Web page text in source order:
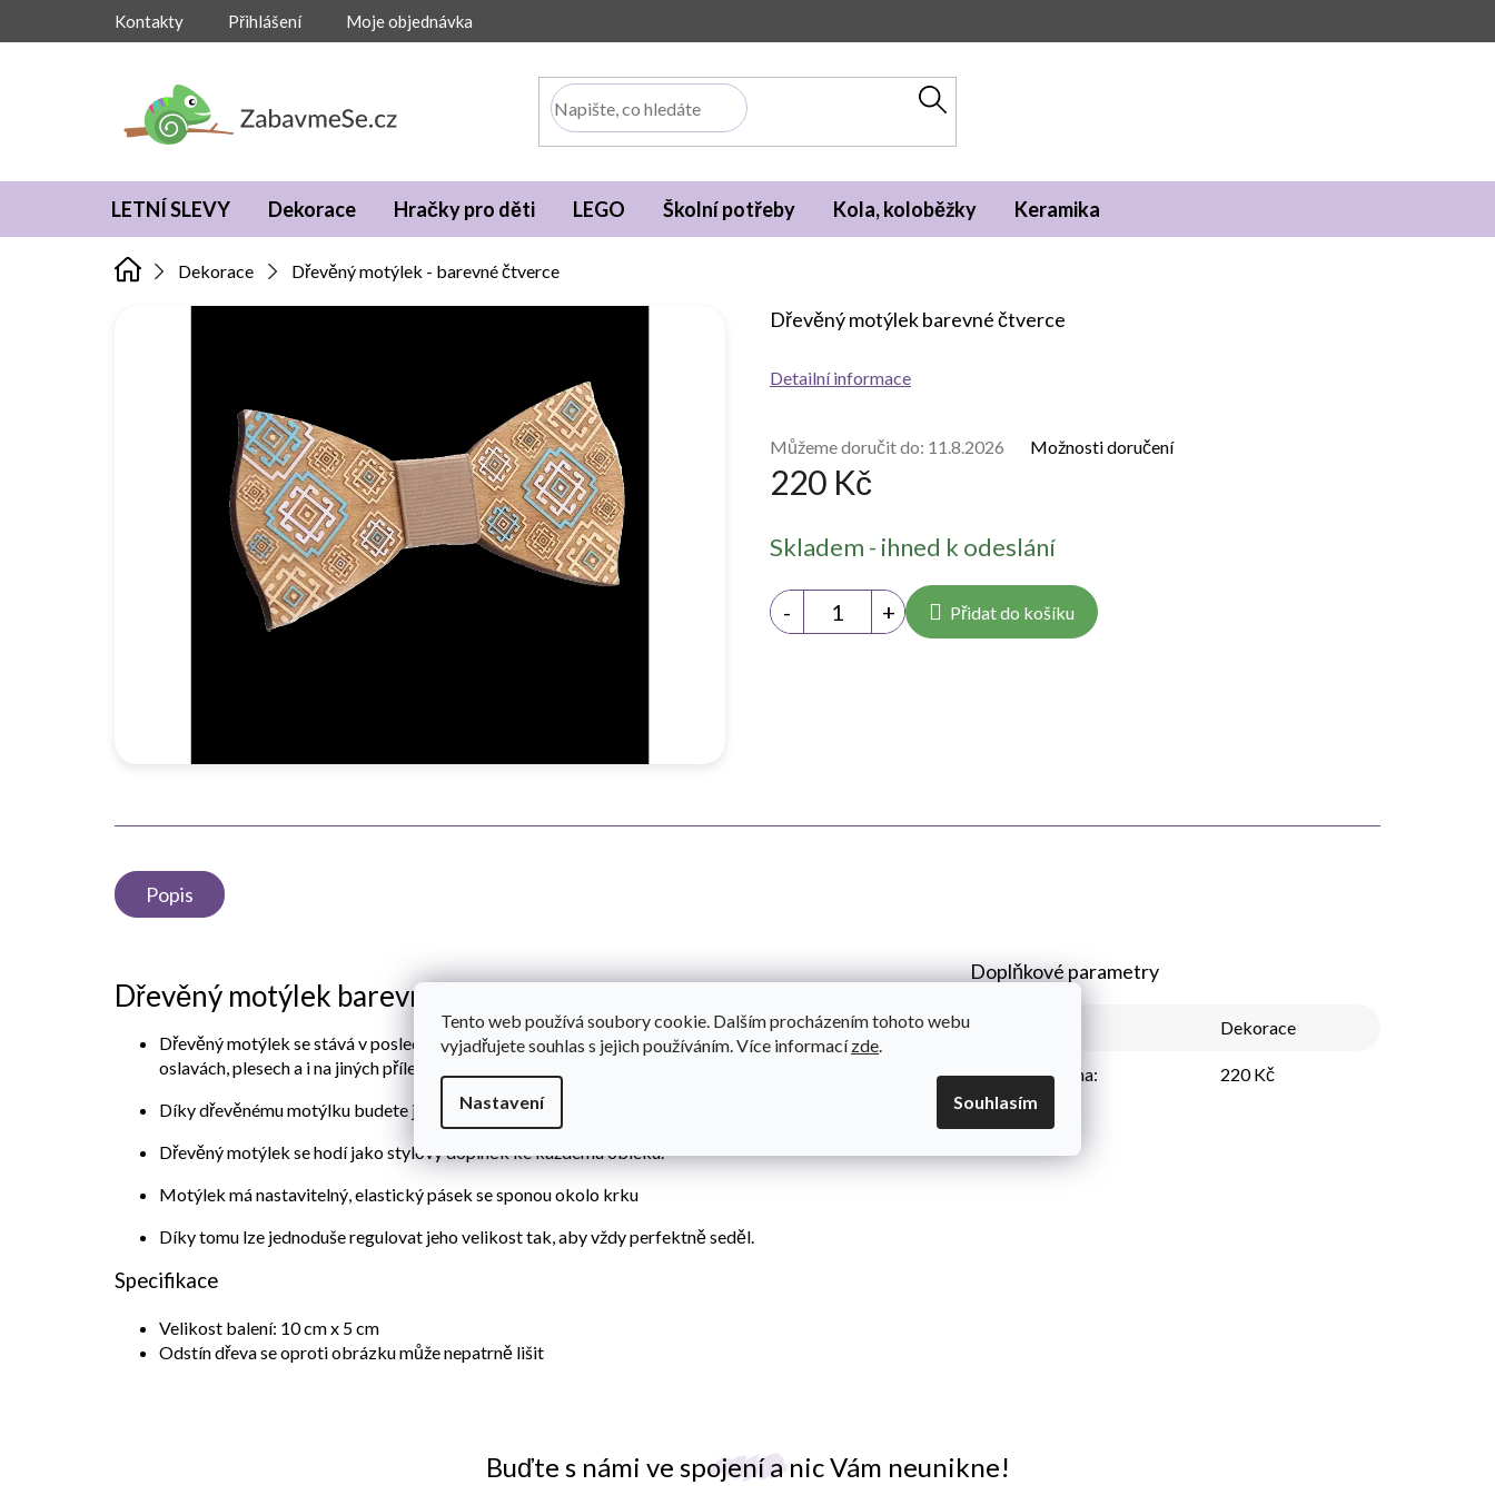
Tento web používá soubory cookie. Dalším procházením tohoto webu
vyjadřujete souhlas s jejich používáním. Více informacízde.
Nastavení Souhlasím
Kontakty Přihlášení Moje objednávka
LETNÍ SLEVY Dekorace Hračky pro děti LEGO Školní potřeby Kola, koloběžky Keramika
Dekorace Dřevěný motýlek - barevné čtverce
220 Kč
cena:
Skladem - ihned k odeslání
Můžeme doručit do: 11.8.2026 Možnosti doručení
Přidat do košíku
Dřevěný motýlek barevné čtverce
Detailní informace
Buďte s námi ve spojení a nic Vám neunikne!
Popis
Dřevěný motýlek barevné čtverce
Dřevěný motýlek se stává v poslední době stále oblíbenějším módním doplňkem na mnoha svatbách,
oslavách, plesech a i na jiných příležitostech.
Díky dřevěnému motýlku budete jedineční a originální a zaručeně nikdy nesplynete s davem.
Dřevěný motýlek se hodí jako stylový doplněk ke každému obleku.
Motýlek má nastavitelný, elastický pásek se sponou okolo krku
Díky tomu lze jednoduše regulovat jeho velikost tak, aby vždy perfektně seděl.
Specifikace
Velikost balení: 10 cm x 5 cm
Odstín dřeva se oproti obrázku může nepatrně lišit
Doplňkové parametry
Dekorace
Nejnižší cena: 220 Kč